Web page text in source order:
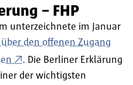
– FHP
unterzeichnete im Januar
den offenen Zugang
. Die Berliner Erklärung
der wichtigsten